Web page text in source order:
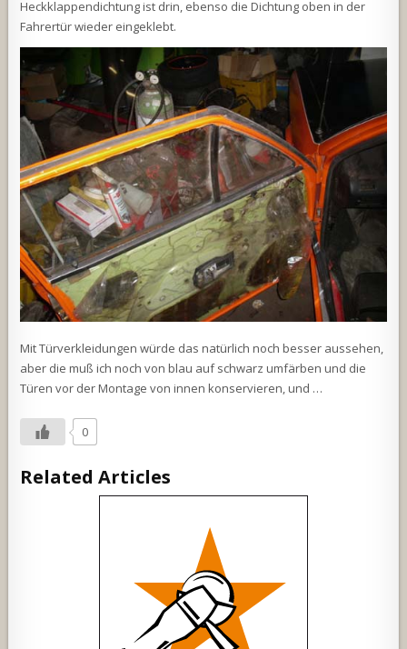
Heckklappendichtung ist drin, ebenso die Dichtung oben in der
Fahrertür wieder eingeklebt.
Mit Türverkleidungen würde das natürlich noch besser aussehen,
aber die muß ich noch von blau auf schwarz umfärben und die
Türen vor der Montage von innen konservieren, und …
0
Related Articles